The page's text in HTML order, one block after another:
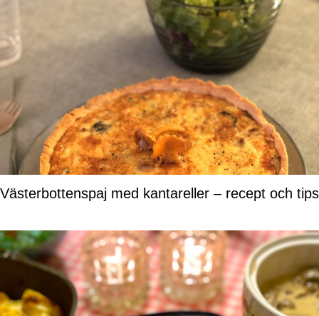
Västerbottenspaj med kantareller – recept och tips